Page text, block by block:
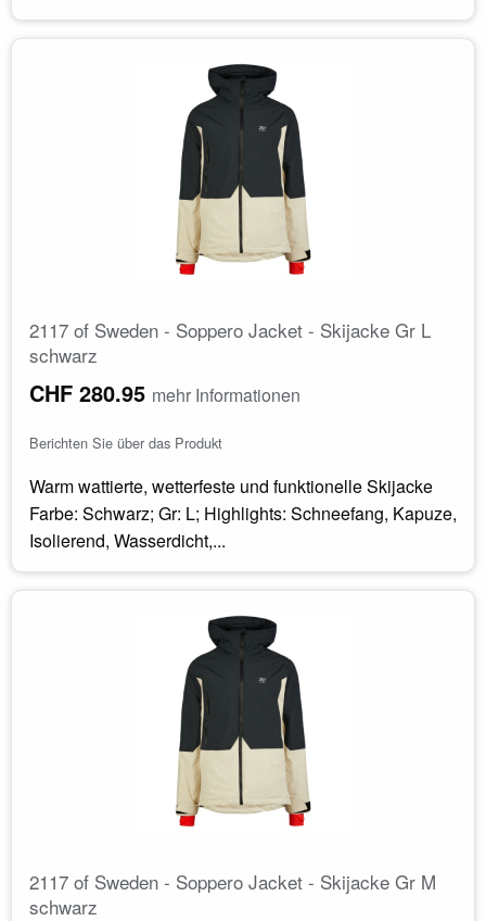
2117 of Sweden - Soppero Jacket - Skijacke Gr L
schwarz
CHF 280.95 mehr Informationen
Berichten Sie über das Produkt
Warm wattierte, wetterfeste und funktionelle Skijacke
Farbe: Schwarz; Gr: L; Highlights: Schneefang, Kapuze,
Isolierend, Wasserdicht,...
2117 of Sweden - Soppero Jacket - Skijacke Gr M
schwarz